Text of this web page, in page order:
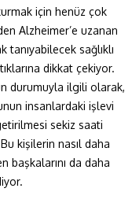
için henüz çok
Alzheimer’e uzanan
sağlıklı
dikkat çekiyor.
durumuyla ilgili olarak,
insanlardaki işlevi
sekiz saati
kişilerin nasıl daha
başkalarını da daha